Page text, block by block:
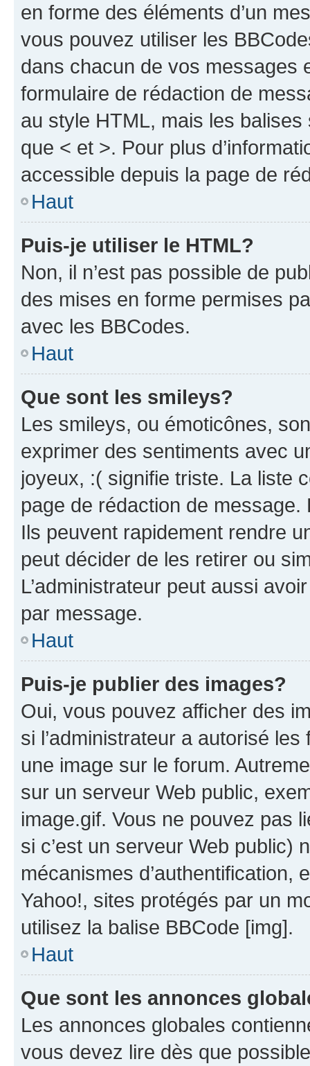
en forme des éléments d’un
vous pouvez utiliser les
dans chacun de vos messages
formulaire de rédaction de
au style HTML, mais les
que < et >. Pour plus
accessible depuis la page de
Haut
Puis-je utiliser le HTML?
Non, il n’est pas possible de
des mises en forme permises
avec les BBCodes.
Haut
Que sont les smileys?
Les smileys, ou émoticônes,
exprimer des sentiments avec
joyeux, :( signifie triste. La liste
page de rédaction de
Ils peuvent rapidement rendre
peut décider de les retirer ou
L’administrateur peut aussi
par message.
Haut
Puis-je publier des images?
Oui, vous pouvez afficher des
si l’administrateur a autorisé
une image sur le forum.
sur un serveur Web public,
image.gif. Vous ne pouvez pas
si c’est un serveur Web public)
mécanismes d’authentification,
Yahoo!, sites protégés par un
utilisez la balise BBCode [img].
Haut
Que sont les annonces
Les annonces globales
vous devez lire dès que